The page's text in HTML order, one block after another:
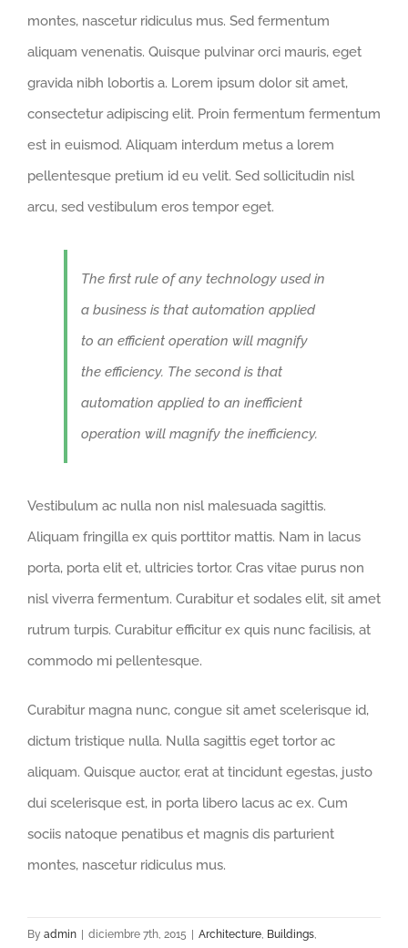
montes, nascetur ridiculus mus. Sed fermentum
aliquam venenatis. Quisque pulvinar orci mauris, eget
gravida nibh lobortis a. Lorem ipsum dolor sit amet,
consectetur adipiscing elit. Proin fermentum fermentum
est in euismod. Aliquam interdum metus a lorem
pellentesque pretium id eu velit. Sed sollicitudin nisl
arcu, sed vestibulum eros tempor eget.
The first rule of any technology used in
a business is that automation applied
to an efficient operation will magnify
the efficiency. The second is that
automation applied to an inefficient
operation will magnify the inefficiency.
Vestibulum ac nulla non nisl malesuada sagittis.
Aliquam fringilla ex quis porttitor mattis. Nam in lacus
porta, porta elit et, ultricies tortor. Cras vitae purus non
nisl viverra fermentum. Curabitur et sodales elit, sit amet
rutrum turpis. Curabitur efficitur ex quis nunc facilisis, at
commodo mi pellentesque.
Curabitur magna nunc, congue sit amet scelerisque id,
dictum tristique nulla. Nulla sagittis eget tortor ac
aliquam. Quisque auctor, erat at tincidunt egestas, justo
dui scelerisque est, in porta libero lacus ac ex. Cum
sociis natoque penatibus et magnis dis parturient
montes, nascetur ridiculus mus.
By admin diciembre 7th, 2015 Architecture, Buildings,